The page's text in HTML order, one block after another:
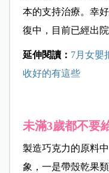
本的支持治療。幸
復中，目前已經出院
延伸閱讀： 7月女嬰
收好的有這些
未滿3歲都不要
製造巧克力的原料
象，一是帶殼乾果